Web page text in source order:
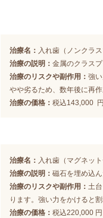
治療名： 入れ歯（ノンクラス
治療の説明： 金属のクラス
治療のリスクや副作用： 強
やや劣るため、数年後に再
治療の価格： 税込143,000
治療名： 入れ歯（マグネット
治療の説明： 磁石を埋め込
治療のリスクや副作用： 土
ります。 強い力をかけると
治療の価格： 税込220,000 円